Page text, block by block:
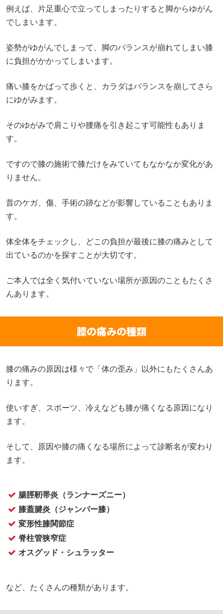
例えば、片足重心で立ってしまったりすると脚からゆがん
でしまいます。
姿勢がゆがんでしまって、脚のバランスが崩れてしまい膝
に負担がかかってしまいます。
痛い膝をかばって歩くと、カラダはバランスを崩してさら
にゆがみます。
そのゆがみで肩こりや腰痛を引き起こす可能性もありま
す。
ですので膝の施術で膝だけをみていてもなかなか変化があ
りません。
昔のケガ、傷、手術の跡などが影響していることもありま
す。
体全体をチェックし、どこの負担が最後に膝の痛みとして
出ているのかを探すことが大切です。
ご本人では全く気付いていない場所が原因のこともたくさ
んあります。
膝の痛みの種類
膝の痛みの原因は様々で「体の歪み」以外にもたくさんあ
ります。
使いすぎ、スポーツ、冷えなども膝が痛くなる原因になり
ます。
そして、原因や膝の痛くなる場所によって診断名が変わり
ます。
腸脛靭帯炎（ランナーズニー）
膝蓋腱炎（ジャンパー膝）
変形性膝関節症
脊柱管狭窄症
オスグッド・シュラッター
​など、たくさんの種類があります。